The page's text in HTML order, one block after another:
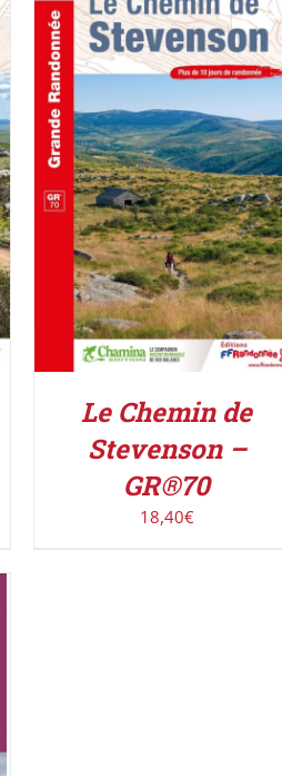
AJOUTER AU PANIER
/
DÉTAILS
Le Chemin de
Stevenson –
GR®70
18,40€